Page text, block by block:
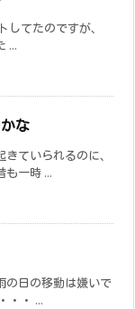
てたのですが、
...
な
ていられるのに、
も一時 ...
の日の移動は嫌いで
・・ ...